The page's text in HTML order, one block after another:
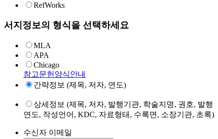
RefWorks
서지정보의 형식을 선택하세요
MLA
APA
Chicago
참고문헌양식안내
간략정보 (제목, 저자, 연도)
상세정보 (제목, 저자, 발행기관, 학술지명, 권호, 발행
연도, 작성언어, KDC, 자료형태, 수록면, 소장기관, 초록)
수신자 이메일